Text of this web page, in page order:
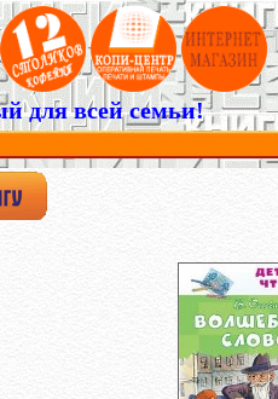
для всей семьи!